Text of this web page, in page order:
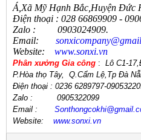
Á,Xã Mỹ Hạnh Bắc,Huyện Đức
Điện thoại : 028 66869909 -
Zalo :
Email:
Website:
www.sonxi.vn
Phân xưởng Gia công : Lô C1-
P.Hòa thọ Tây,
Q.Cẩm Lệ, Tp Đà
Điện thoại : 0236 6289797-
Zalo : 0905322099
Email : Sonthongcokhi@gmail.
Website:
www.sonxi.vn